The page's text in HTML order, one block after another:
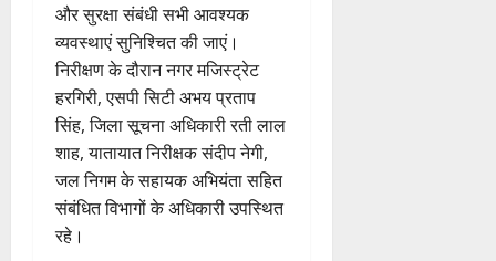
और सुरक्षा संबंधी सभी आवश्यक
व्यवस्थाएं सुनिश्चित की जाएं।
निरीक्षण के दौरान नगर मजिस्ट्रेट
हरगिरी, एसपी सिटी अभय प्रताप
सिंह, जिला सूचना अधिकारी रती लाल
शाह, यातायात निरीक्षक संदीप नेगी,
जल निगम के सहायक अभियंता सहित
संबंधित विभागों के अधिकारी उपस्थित
रहे।